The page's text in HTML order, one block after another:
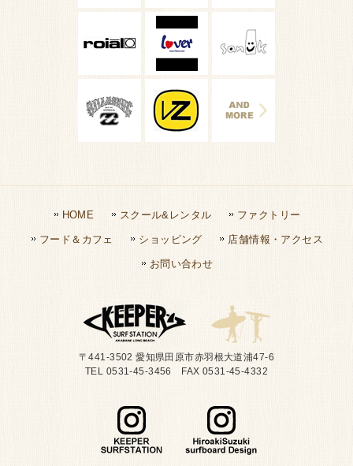
HOME スクール&レンタル ファクトリー
フード＆カフェ ショッピング 店舗情報・アクセス
お問い合わせ
〒441-3502 愛知県田原市赤羽根大道浦47-6
TEL 0531-45-3456 FAX 0531-45-4332